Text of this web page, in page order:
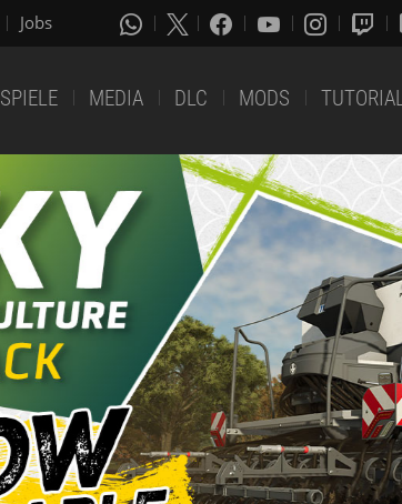
Jobs
SPIELE MEDIA DLC MODS